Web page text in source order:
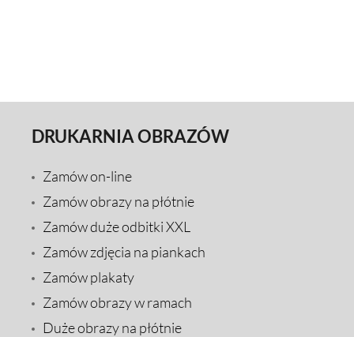
DRUKARNIA OBRAZÓW
Zamów on-line
Zamów obrazy na płótnie
Zamów duże odbitki XXL
Zamów zdjęcia na piankach
Zamów plakaty
Zamów obrazy w ramach
Duże obrazy na płótnie